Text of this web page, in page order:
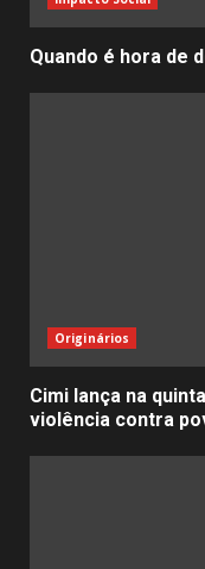
Quando é hora de
Originários
Cimi lança na
violência contra